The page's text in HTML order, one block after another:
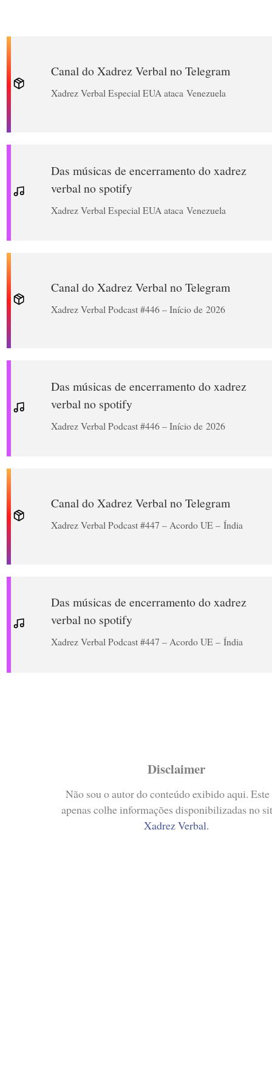
Canal do Xadrez Verbal no Telegram
Xadrez Verbal Especial EUA ataca Venezuela
Das músicas de encerramento do xadrez
verbal no spotify
Xadrez Verbal Especial EUA ataca Venezuela
Canal do Xadrez Verbal no Telegram
Xadrez Verbal Podcast #446 – Início de 2026
Das músicas de encerramento do xadrez
verbal no spotify
Xadrez Verbal Podcast #446 – Início de 2026
Canal do Xadrez Verbal no Telegram
Xadrez Verbal Podcast #447 – Acordo UE – Índia
Das músicas de encerramento do xadrez
verbal no spotify
Xadrez Verbal Podcast #447 – Acordo UE – Índia
Disclaimer
Não sou o autor do conteúdo exibido aqui.
apenas colhe informações disponibilizadas no
Xadrez Verbal.